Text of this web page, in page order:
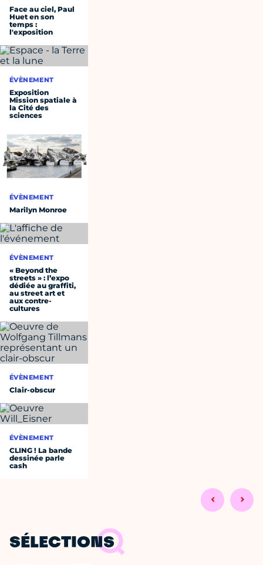
Face au ciel, Paul
Huet en son
temps :
l'exposition
ÉVÈNEMENT
Exposition
Mission spatiale à
la Cité des
sciences
ÉVÈNEMENT
Marilyn Monroe
ÉVÈNEMENT
« Beyond the
streets » : l’expo
dédiée au graffiti,
au street art et
aux contre-
cultures
ÉVÈNEMENT
Clair-obscur
ÉVÈNEMENT
CLING ! La bande
dessinée parle
cash
SÉLECTIONS